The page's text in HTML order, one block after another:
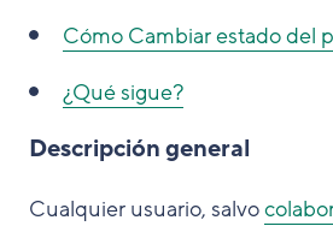
Cómo Cambiar estado del
¿Qué sigue?
Descripción general
Cualquier usuario, salvo